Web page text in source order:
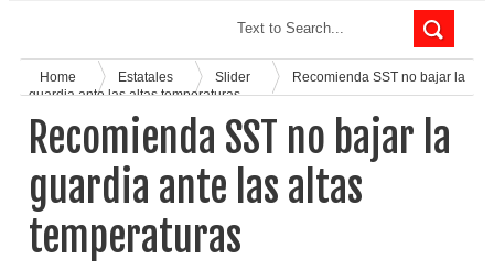
Home Estatales Slider
Recomienda SST no bajar la
guardia ante las altas temperaturas
Recomienda SST no bajar la
guardia ante las altas
temperaturas